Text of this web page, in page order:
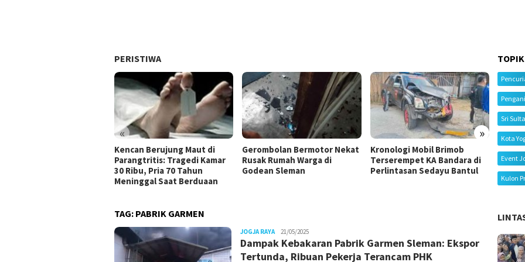
PERISTIWA
« »
Kencan Berujung Maut di
Parangtritis: Tragedi Kamar
30 Ribu, Pria 70 Tahun
Meninggal Saat Berduaan
Gerombolan Bermotor Nekat
Rusak Rumah Warga di
Godean Sleman
Kronologi Mobil Brimob
Terserempet KA Bandara di
Perlintasan Sedayu Bantul
Tiga
Ibu
TAG: PABRIK GARMEN
JOGJA RAYAJuno21/05/2025
Dampak Kebakaran Pabrik Garmen Sleman: Ekspor
Tertunda, Ribuan Pekerja Terancam PHK
Sri
Kota
Event
Kulon